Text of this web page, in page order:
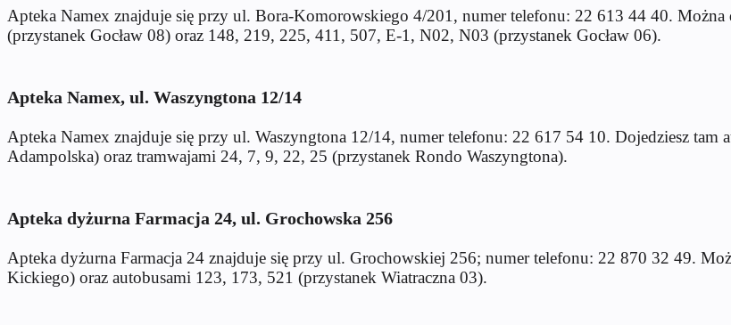
Apteka Namex znajduje się przy ul. Bora-Komorowskiego 4/201, numer telefonu: 22 613 44 40.
(przystanek Gocław 08) oraz 148, 219, 225, 411, 507, E-1, N02, N03 (przystanek Gocław 06).
Apteka Namex, ul. Waszyngtona 12/14
Apteka Namex znajduje się przy ul. Waszyngtona 12/14, numer telefonu: 22 617 54 10. Dojedziesz
Adampolska) oraz tramwajami 24, 7, 9, 22, 25 (przystanek Rondo Waszyngtona).
Apteka dyżurna Farmacja 24, ul. Grochowska 256
Apteka dyżurna Farmacja 24 znajduje się przy ul. Grochowskiej 256; numer telefonu: 22 870 32 49.
Kickiego) oraz autobusami 123, 173, 521 (przystanek Wiatraczna 03).